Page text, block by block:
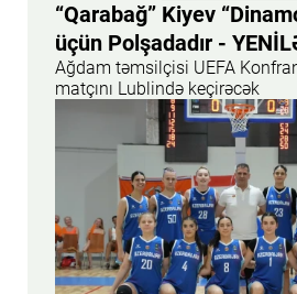
“Qarabağ” Kiyev
üçün Polşadadır -
Ağdam təmsilçisi UEFA
matçını Lublində keçirəcək